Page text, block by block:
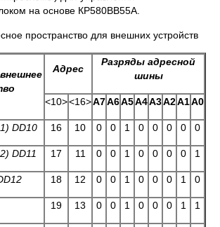
на основе КР580ВВ55А.
пространство для внешних устройств
Адрес
Разряды адресной
шины
<10><16>А7А6А5А4А3А2А1А0
DD10 16 10 0 0 1 0 0 0 0 0
DD11 17 11 0 0 1 0 0 0 0 1
18 12 0 0 1 0 0 0 1 0
19 13 0 0 1 0 0 0 1 1